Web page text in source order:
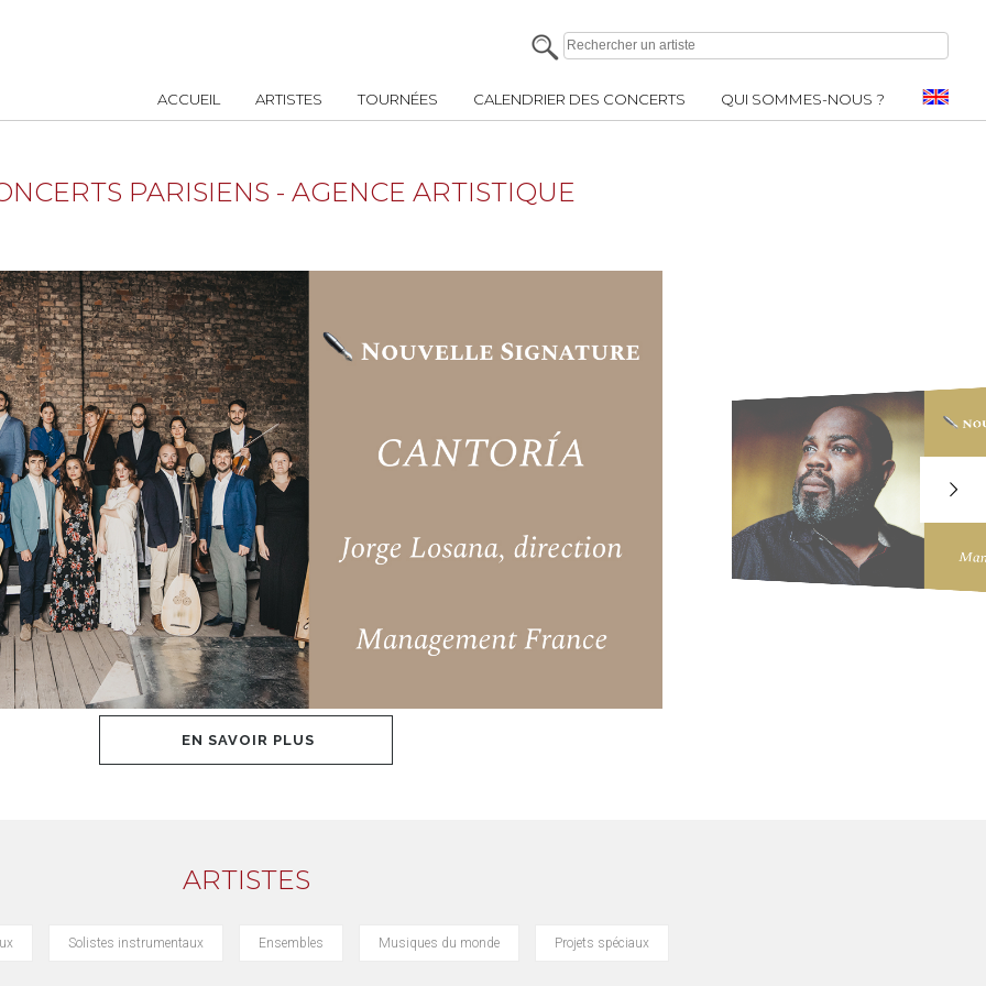
ACCUEIL ARTISTES TOURNÉES CALENDRIER DES CONCERTS QUI SOMMES-NOUS ?
PARISIENS - AGENCE ARTISTIQUE
EN SAVOIR PLUS
ARTISTES
Solistes instrumentaux Ensembles Musiques du monde Projets spéciaux